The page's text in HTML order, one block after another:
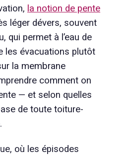
la notion de pente
léger dévers, souvent
qui permet à l’eau de
les évacuations plutôt
la membrane
comment on
— et selon quelles
de toute toiture-
où les épisodes